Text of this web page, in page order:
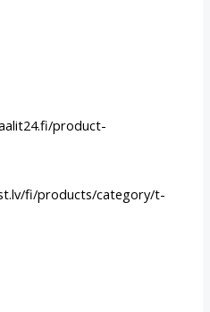
product-
fi/products/category/t-